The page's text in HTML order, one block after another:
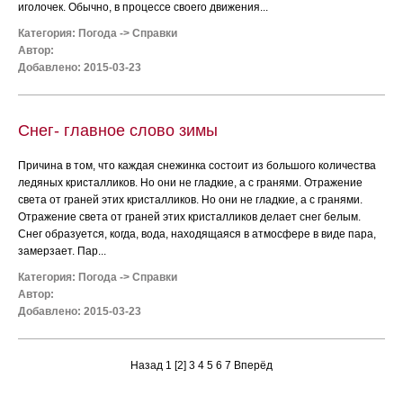
иголочек. Обычно, в процессе своего движения...
Категория: Погода -> Справки
Автор:
Добавлено: 2015-03-23
Снег- главное слово зимы
Причина в том, что каждая снежинка состоит из большого количества
ледяных кристалликов. Но они не гладкие, а с гранями. Отражение
света от граней этих кристалликов. Но они не гладкие, а с гранями.
Отражение света от граней этих кристалликов делает снег белым.
Снег образуется, когда, вода, находящаяся в атмосфере в виде пара,
замерзает. Пар...
Категория: Погода -> Справки
Автор:
Добавлено: 2015-03-23
Назад 1 [2] 3 4 5 6 7 Вперёд